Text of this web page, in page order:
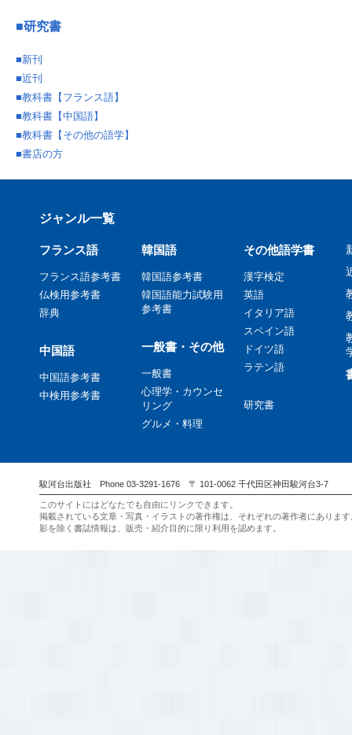
■研究書
■新刊
■近刊
■教科書【フランス語】
■教科書【中国語】
■教科書【その他の語学】
■書店の方
ジャンル一覧
フランス語
フランス語参考書
仏検用参考書
辞典
中国語
中国語参考書
中検用参考書
韓国語
韓国語参考書
韓国語能力試験用
参考書
一般書・その他
一般書
心理学・カウンセ
リング
グルメ・料理
その他語学書
漢字検定
英語
イタリア語
スペイン語
ドイツ語
ラテン語
研究書
駿河台出版社 Phone 03-3291-1676 〒 101-0062 千代田区神田駿河台3-7
このサイトにはどなたでも自由にリンクできます。
掲載されている文章・写真・イラストの著作権は、それぞれの著作者にありま
影を除く書誌情報は、販売・紹介目的に限り利用を認めます。